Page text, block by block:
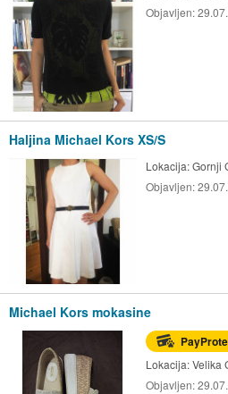
Objavljen:
Haljina Michael Kors XS/S
Lokacija:Gornji
Objavljen:
Michael Kors mokasine
Lokacija:Velika
Objavljen: